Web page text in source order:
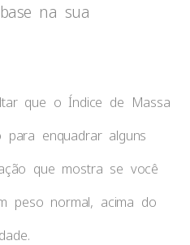
na sua
que o Índice de Massa
enquadrar alguns
que mostra se você
peso normal, acima do